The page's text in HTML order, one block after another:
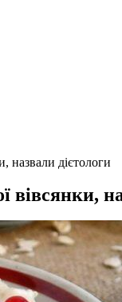
назвали дієтологи